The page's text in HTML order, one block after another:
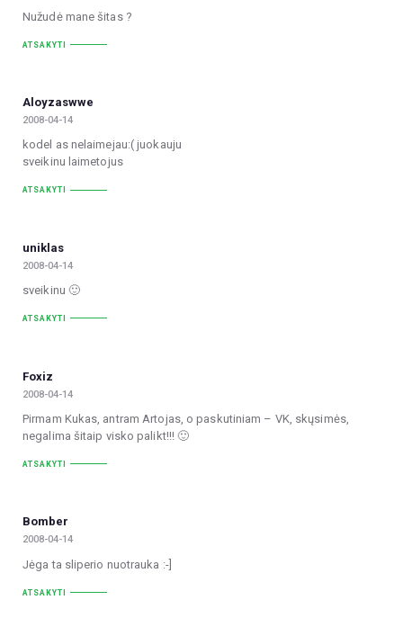
Nužudė mane šitas ?
ATSAKYTI
Aloyzaswwe
2008-04-14
kodel as nelaimejau:( juokauju
sveikinu laimetojus
ATSAKYTI
uniklas
2008-04-14
sveikinu 🙂
ATSAKYTI
Foxiz
2008-04-14
Pirmam Kukas, antram Artojas, o paskutiniam – VK, skųsimės,
negalima šitaip visko palikt!!! 🙂
ATSAKYTI
Bomber
2008-04-14
Jėga ta sliperio nuotrauka :-]
ATSAKYTI